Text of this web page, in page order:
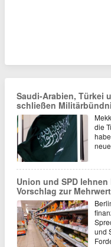
Saudi-Arabien, Türkei
schließen
die
Union und SPD lehnen
Vorschlag zur
und